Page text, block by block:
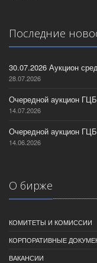
Последние
30.07.2026 Аукцион
28.07.2026
Очередной аукцион
14.07.2026
Очередной аукцион
14.06.2026
О бирже
КОМИТЕТЫ И КОМИССИИ
КОРПОРАТИВНЫЕ
ВАКАНСИИ